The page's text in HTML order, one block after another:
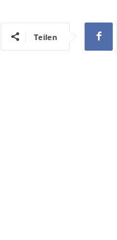
Teilen